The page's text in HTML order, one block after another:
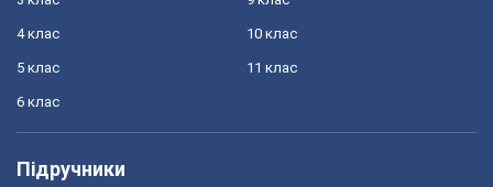
4 клас
5 клас
6 клас
10 клас
11 клас
Підручники